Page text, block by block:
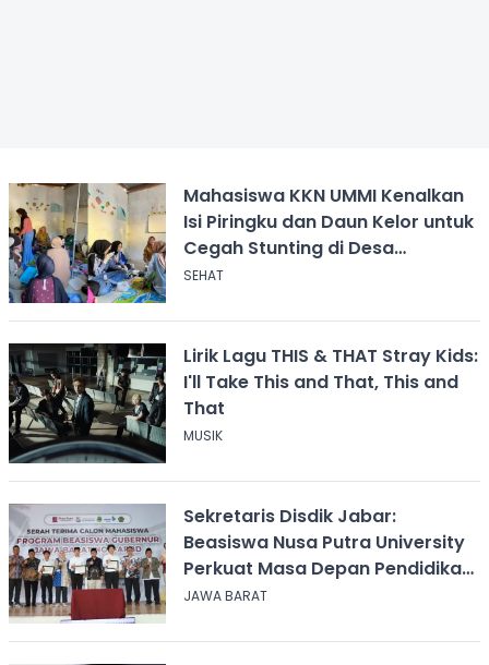
Mahasiswa KKN UMMI Kenalkan
Isi Piringku dan Daun Kelor untuk
Cegah Stunting di Desa
Calingcing
SEHAT
Lirik Lagu THIS & THAT Stray Kids:
I'll Take This and That, This and
That
MUSIK
Sekretaris Disdik Jabar:
Beasiswa Nusa Putra University
Perkuat Masa Depan Pendidikan
Jawa Barat
JAWA BARAT